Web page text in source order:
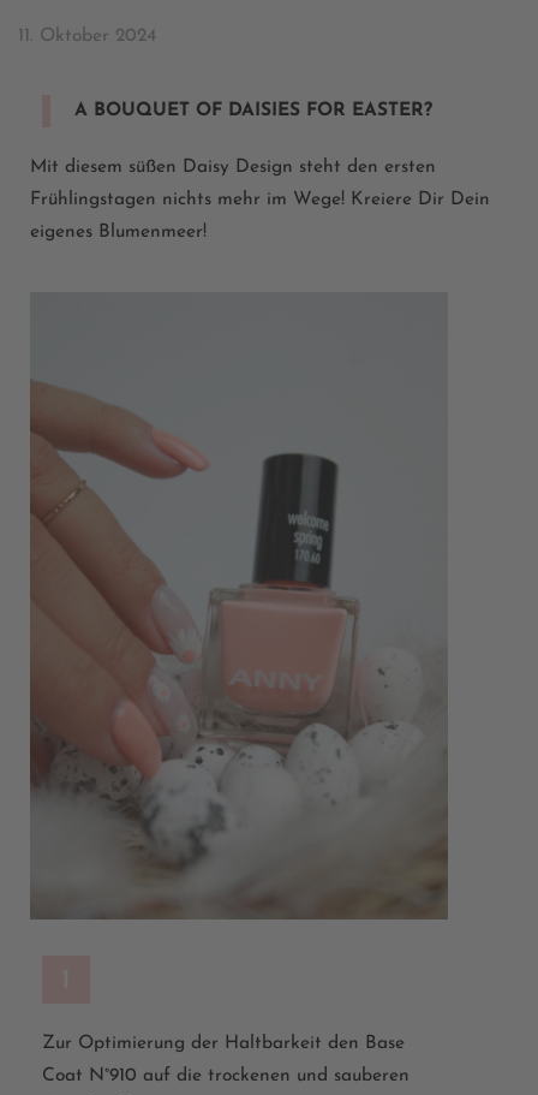
11. Oktober 2024
A BOUQUET OF DAISIES FOR EASTER?
Mit diesem süßen Daisy Design steht den ersten
Frühlingstagen nichts mehr im Wege! Kreiere Dir Dein
eigenes Blumenmeer!
Zur Optimierung der Haltbarkeit den Base
Coat N°910 auf die trockenen und sauberen